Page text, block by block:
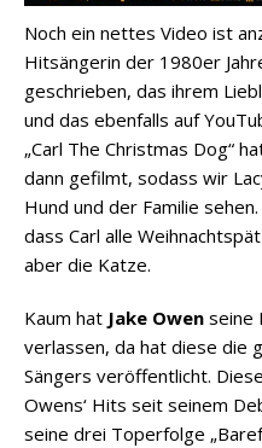
Noch ein nettes Video ist
Hitsängerin der 1980er
geschrieben, das ihrem
und das ebenfalls auf
„Carl The Christmas Dog“
dann gefilmt, sodass wir
Hund und der Familie
dass Carl alle
aber die Katze.
Kaum hat Jake Owen seine
verlassen, da hat diese die
Sängers veröffentlicht.
Owens‘ Hits seit seinem
seine drei Toperfolge